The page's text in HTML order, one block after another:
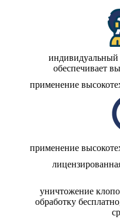
индивидуальный
обеспечивает
применение
применение
уничтожение
обработку